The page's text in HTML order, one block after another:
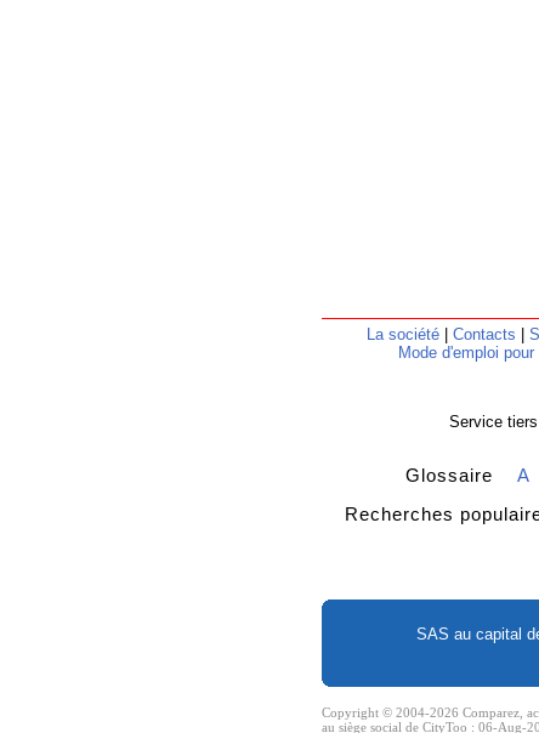
La société Contacts
Mode d'emploi
Service
Glossaire A
Recherches
SAS au capital
Copyright © 2004-2026 Comparez,
au siège social de CityToo : 06-Aug-